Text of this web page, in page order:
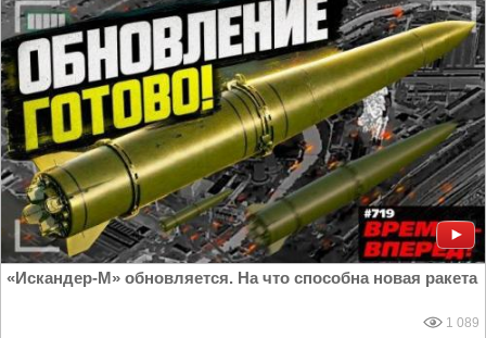
«Искандер-М» обновляется. На что способна новая ракета
1 089